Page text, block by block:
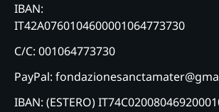
IBAN:
IT42A0760104600001064773730
C/C: 001064773730
PayPal:
IBAN: (ESTERO)